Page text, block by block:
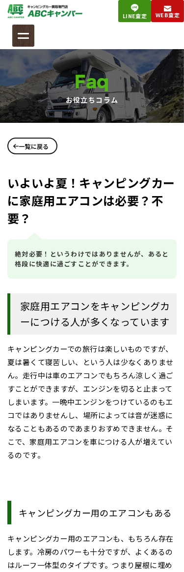
ス
キ
ッ
プ
LINE査定 WEB査定
Faq
お役立ちコラム
一覧に戻る
いよいよ夏！キャンピングカー
に家庭用エアコンは必要？不
要？
絶対必要！というわけではありませんが、あると
格段に快適に過ごすことができます。
家庭用エアコンをキャンピングカ
ーにつける人が多くなっています
キャンピングカーでの旅行は楽しいものですが、
夏は暑くて寝苦しい、という人は少なくありませ
ん。走行中は車のエアコンでもちろん涼しく過ご
すことができますが、エンジンを切ると止まって
しまいます。一晩中エンジンをつけているのもエ
コではありませんし、場所によっては音が迷惑に
なることもあるのであまりおすめできません。そ
こで、家庭用エアコンを車につける人が増えてい
るのです。
キャンピングカー用のエアコンもある
キャンピングカー用のエアコンも、もちろん存在
します。冷房のパワーも十分ですが、よくあるの
はルーフ一体型のタイプです。つまり屋根に埋め